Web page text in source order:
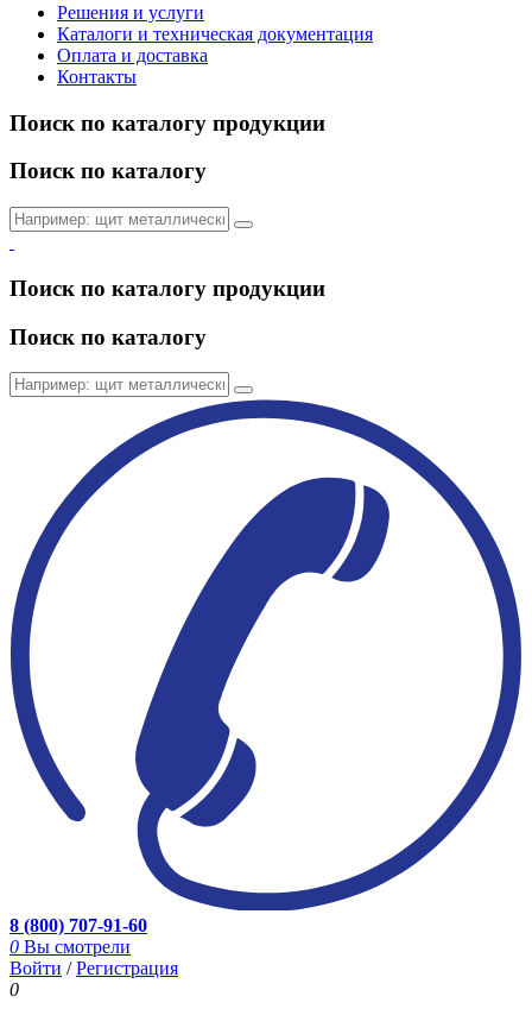
Решения и услуги
Каталоги и техническая документация
Оплата и доставка
Контакты
Поиск по каталогу продукции
Поиск по каталогу
Поиск по каталогу продукции
Поиск по каталогу
8 (800) 707-91-60
0 Вы смотрели
Войти /Регистрация
0